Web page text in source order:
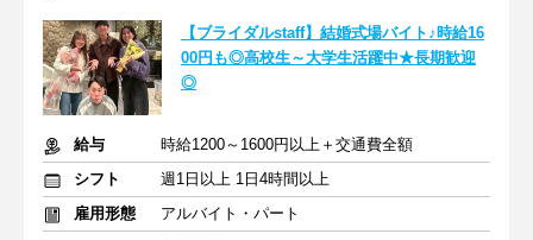
【ブライダルstaff】結婚式場バイト♪時給16
00円も◎高校生～大学生活躍中★長期歓迎
◎
給与
時給1200～1600円以上＋交通費全額
シフト
週1日以上 1日4時間以上
雇用形態
アルバイト・パート